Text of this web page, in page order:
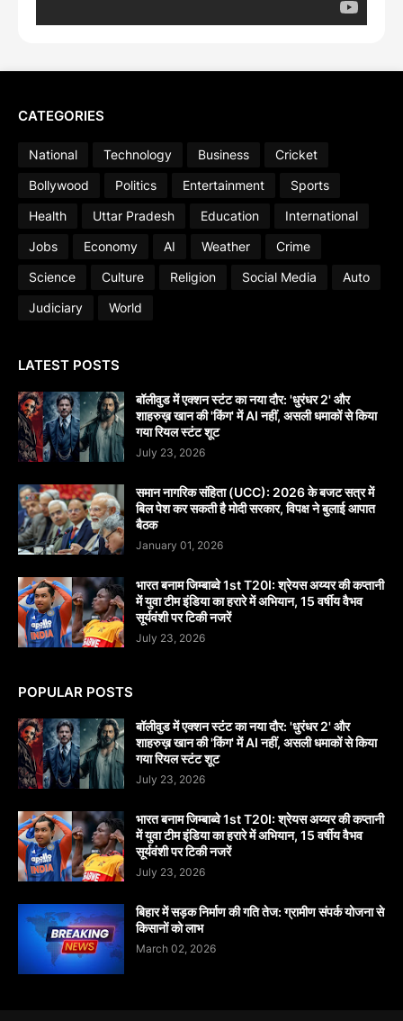
CATEGORIES
National Technology Business
Cricket
Bollywood
Politics Entertainment
Sports
Health
Uttar Pradesh Education
International
Jobs
Economy AI Weather
Crime
Science
Culture Religion Social Media
Auto
Judiciary
World
LATEST POSTS
बॉलीवुड में एक्शन स्टंट का नया दौर: 'धुरंधर 2' और
शाहरुख़ खान की 'किंग' में AI नहीं, असली धमाकों से किया
गया रियल स्टंट शूट
July 23, 2026
समान नागरिक संहिता (UCC): 2026 के बजट सत्र में
बिल पेश कर सकती है मोदी सरकार, विपक्ष ने बुलाई आपात
बैठक
January 01, 2026
भारत बनाम जिम्बाब्वे 1st T20I: श्रेयस अय्यर की कप्तानी
में युवा टीम इंडिया का हरारे में अभियान, 15 वर्षीय वैभव
सूर्यवंशी पर टिकी नजरें
July 23, 2026
POPULAR POSTS
बॉलीवुड में एक्शन स्टंट का नया दौर: 'धुरंधर 2' और
शाहरुख़ खान की 'किंग' में AI नहीं, असली धमाकों से किया
गया रियल स्टंट शूट
July 23, 2026
भारत बनाम जिम्बाब्वे 1st T20I: श्रेयस अय्यर की कप्तानी
में युवा टीम इंडिया का हरारे में अभियान, 15 वर्षीय वैभव
सूर्यवंशी पर टिकी नजरें
July 23, 2026
बिहार में सड़क निर्माण की गति तेज: ग्रामीण संपर्क योजना से
किसानों को लाभ
March 02, 2026